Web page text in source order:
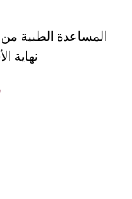
الطبية من
نهاية
رقم